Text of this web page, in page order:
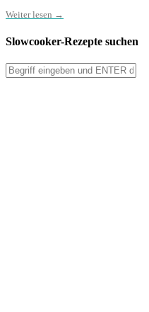
Weiter lesen →
Slowcooker-Rezepte suchen